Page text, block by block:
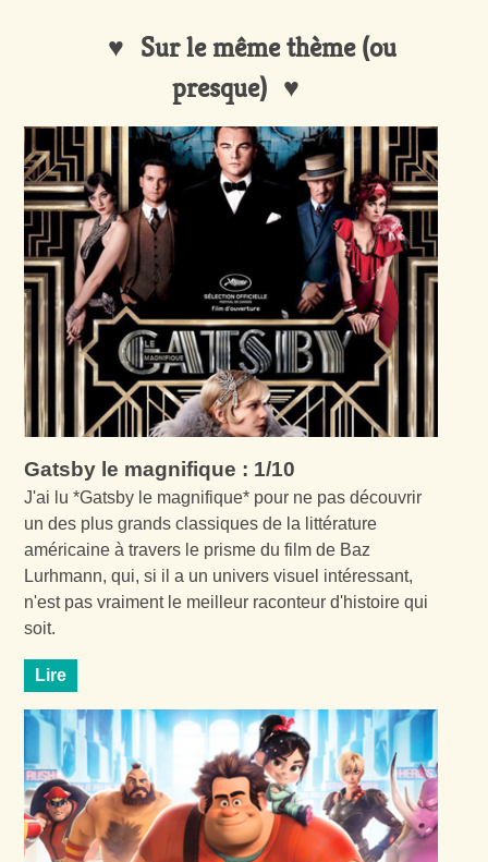
Sur le même thème (ou
presque)
Gatsby le magnifique : 1/10
J'ai lu *Gatsby le magnifique* pour ne pas découvrir
un des plus grands classiques de la littérature
américaine à travers le prisme du film de Baz
Lurhmann, qui, si il a un univers visuel intéressant,
n'est pas vraiment le meilleur raconteur d'histoire qui
soit.
Lire